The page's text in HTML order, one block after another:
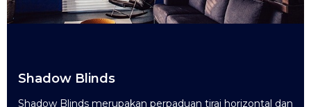
Shadow Blinds
Shadow Blinds merupakan perpaduan tirai horizontal dan